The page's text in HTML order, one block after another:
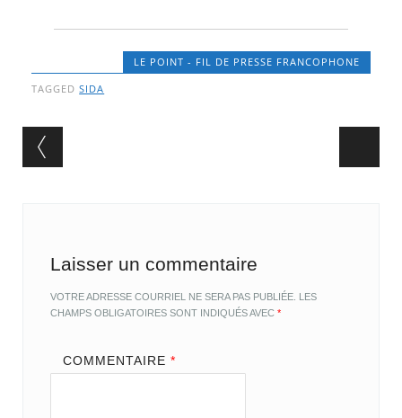
LE POINT - FIL DE PRESSE FRANCOPHONE
TAGGEDSIDA
Post navigation
Laisser un commentaire
VOTRE ADRESSE COURRIEL NE SERA PAS PUBLIÉE. LES
CHAMPS OBLIGATOIRES SONT INDIQUÉS AVEC*
COMMENTAIRE *